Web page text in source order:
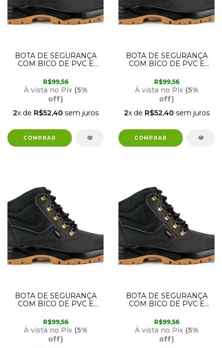
BOTA DE SEGURANÇA
COM BICO DE PVC E
CRIVAL
R$99,56
À vista no Pix (5%
off)
2x de R$52,40 sem juros
BOTA DE SEGURANÇA
COM BICO DE PVC E
CRIVAL
R$99,56
À vista no Pix (5%
off)
2x de R$52,40 sem juros
BOTA DE SEGURANÇA
COM BICO DE PVC E
CRIVAL
R$99,56
À vista no Pix (5%
off)
BOTA DE SEGURANÇA
COM BICO DE PVC E
CRIVAL
R$99,56
À vista no Pix (5%
off)